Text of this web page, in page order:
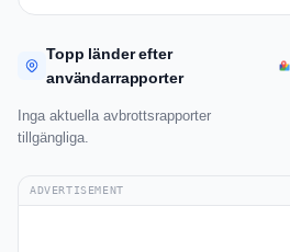
Topp länder efter
användarrapporter
Inga aktuella avbrottsrapporter
tillgängliga.
ADVERTISEMENT